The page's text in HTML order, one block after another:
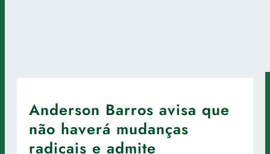
Anderson Barros avisa que
não haverá mudanças
radicais e admite